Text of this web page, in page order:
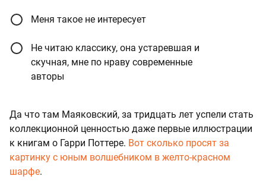
Меня такое не интересует
Не читаю классику, она устаревшая и
скучная, мне по нраву современные
авторы
Да что там Маяковский, за тридцать лет успели стать
коллекционной ценностью даже первые иллюстрации
к книгам о Гарри Поттере. Вот сколько просят за
картинку с юным волшебником в желто-красном
шарфе.